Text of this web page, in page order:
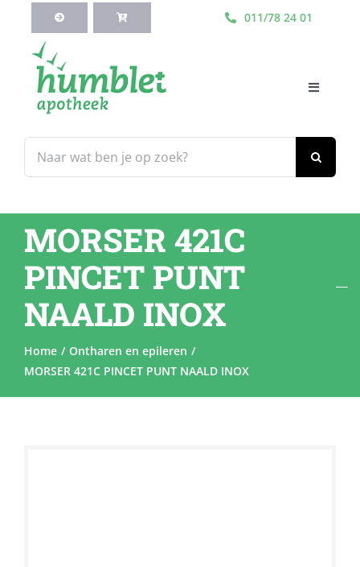
inhoud
011/78 24 01
naar:
Toggle
Webshop
Blog
Diensten
MORSER 421C
PINCET PUNT
NAALD INOX
Home
Ontharen en epileren
MORSER 421C PINCET PUNT NAALD INOX